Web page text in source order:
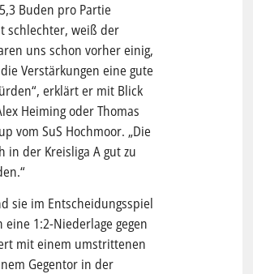
Buden pro Partie
schlechter, weiß der
uns schon vorher einig,
Verstärkungen eine gute
erklärt er mit Blick
Heiming oder Thomas
vom SuS Hochmoor. „Die
in der Kreisliga A gut zu
sie im Entscheidungsspiel
1:2-Niederlage gegen
mit einem umstrittenen
Gegentor in der